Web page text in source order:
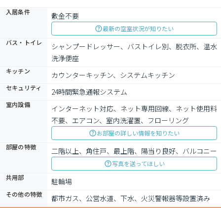
入居条件 敷金不要
最新の空室状況が知りたい
バス・トイレ
シャンプードレッサー、バストイレ別、脱衣所、温水
洗浄便座
キッチン カウンターキッチン、システムキッチン
セキュリティ 24時間緊急通報システム
室内設備
インターネット対応、ネット専用回線、ネット使用料
不要、エアコン、室内洗濯置、フローリング
お部屋の詳しい情報を知りたい
部屋の特徴
二階以上、角住戸、最上階、陽当り良好、バルコニー
写真を送ってほしい
共用部
駐輪場
その他の特徴
都市ガス、公営水道、下水、火災警報器等設置済み